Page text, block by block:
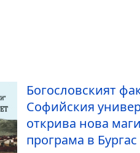
бъдеща професия?
Богословският
Софийския
открива нова
програма в Бургас